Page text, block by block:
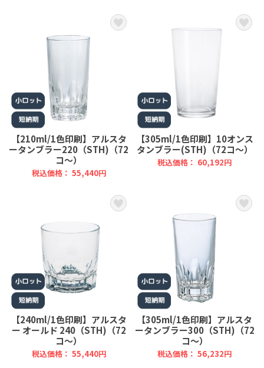
【210ml/1色印刷】アルスタ
ータンブラー220（STH)（72
コ～）
税込価格： 55,440円
【305ml/1色印刷】10オンス
タンブラー(STH)（72コ～）
税込価格： 60,192円
【240ml/1色印刷】アルスタ
ー オールド 240（STH)（72
コ～）
税込価格： 55,440円
【305ml/1色印刷】アルスタ
ータンブラー300（STH)（72
コ～）
税込価格： 56,232円